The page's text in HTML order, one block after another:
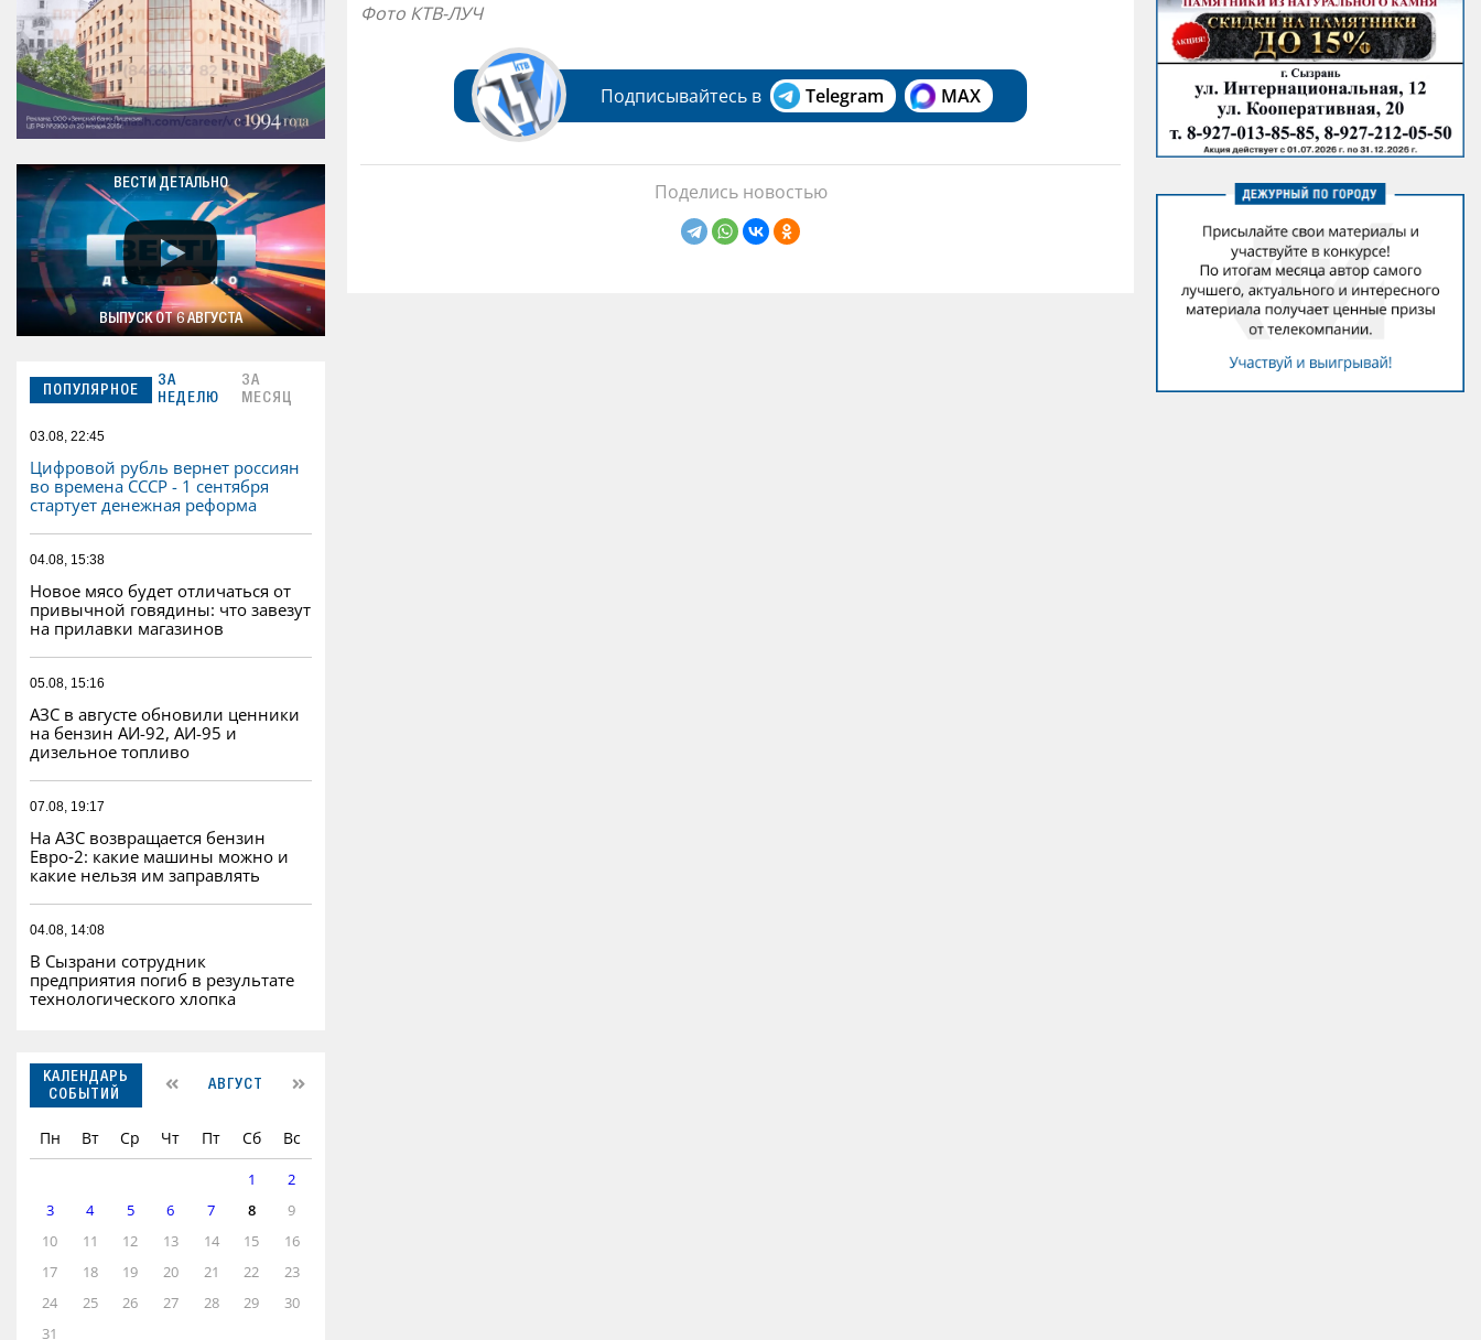
ВЕСТИ ДЕТАЛЬНО
ВЫПУСК ОТ 6 АВГУСТА
ПОПУЛЯРНОЕ
ЗА
НЕДЕЛЮ
ЗА
МЕСЯЦ
03.08, 22:45
Цифровой рубль вернет россиян
во времена СССР - 1 сентября
стартует денежная реформа
04.08, 15:38
Новое мясо будет отличаться от
привычной говядины: что завезут
на прилавки магазинов
05.08, 15:16
АЗС в августе обновили ценники
на бензин АИ-92, АИ-95 и
дизельное топливо
07.08, 19:17
На АЗС возвращается бензин
Евро‑2: какие машины можно и
какие нельзя им заправлять
04.08, 14:08
В Сызрани сотрудник
предприятия погиб в результате
технологического хлопка
КАЛЕНДАРЬ
СОБЫТИЙ
АВГУСТ
Пн Вт Ср Чт Пт Сб Вс
1
2
3
4 5 6 7 8
9
10
11 12 13 14 15
16
17
18 19 20 21 22
23
24
25 26 27 28 29
30
31
Фото КТВ-ЛУЧ
Подписывайтесь в Telegram MAX
Поделись новостью